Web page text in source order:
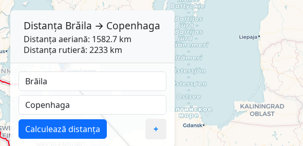
Distanța Brăila → Copenhaga
Distanța aeriană: 1582.7 km
Distanța rutieră: 2233 km
Calculează distanța +